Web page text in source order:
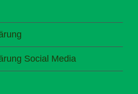
Social Media